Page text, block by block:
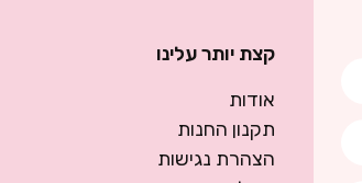
קצת יותר עלינו
אודות
תקנון החנות
הצהרת נגישות